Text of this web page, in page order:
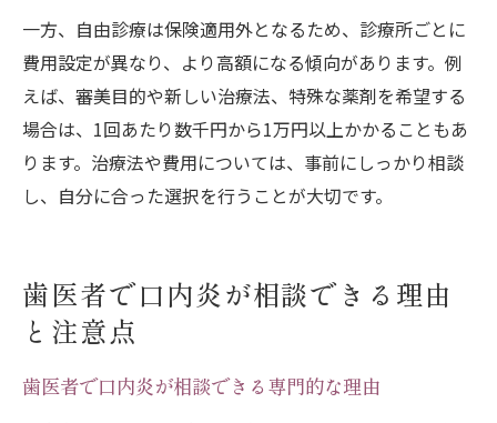
一方、自由診療は保険適用外となるため、診療所ごとに
費用設定が異なり、より高額になる傾向があります。例
えば、審美目的や新しい治療法、特殊な薬剤を希望する
場合は、1回あたり数千円から1万円以上かかることもあ
ります。治療法や費用については、事前にしっかり相談
し、自分に合った選択を行うことが大切です。
歯医者で口内炎が相談できる理由
と注意点
歯医者で口内炎が相談できる専門的な理由